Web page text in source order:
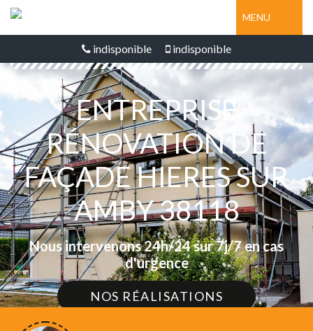
MENU
indisponible indisponible
ENTREPRISE
RÉNOVATION DE
FAÇADE HIERES SUR
AMBY 38118
Nous intervenons 24h/24 sur 7j/7 en cas
d'urgence
NOS RÉALISATIONS